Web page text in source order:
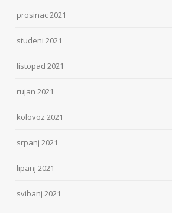
prosinac 2021
studeni 2021
listopad 2021
rujan 2021
kolovoz 2021
srpanj 2021
lipanj 2021
svibanj 2021